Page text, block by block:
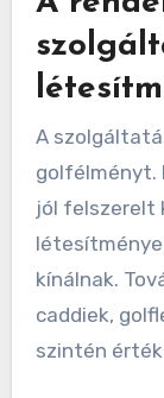
A
golfélményt.
jól felszerelt
kínálnak.
caddiek,
szintén